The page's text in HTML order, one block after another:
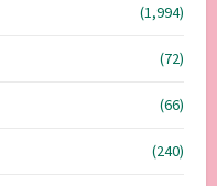
(1,994)
(72)
(66)
(240)